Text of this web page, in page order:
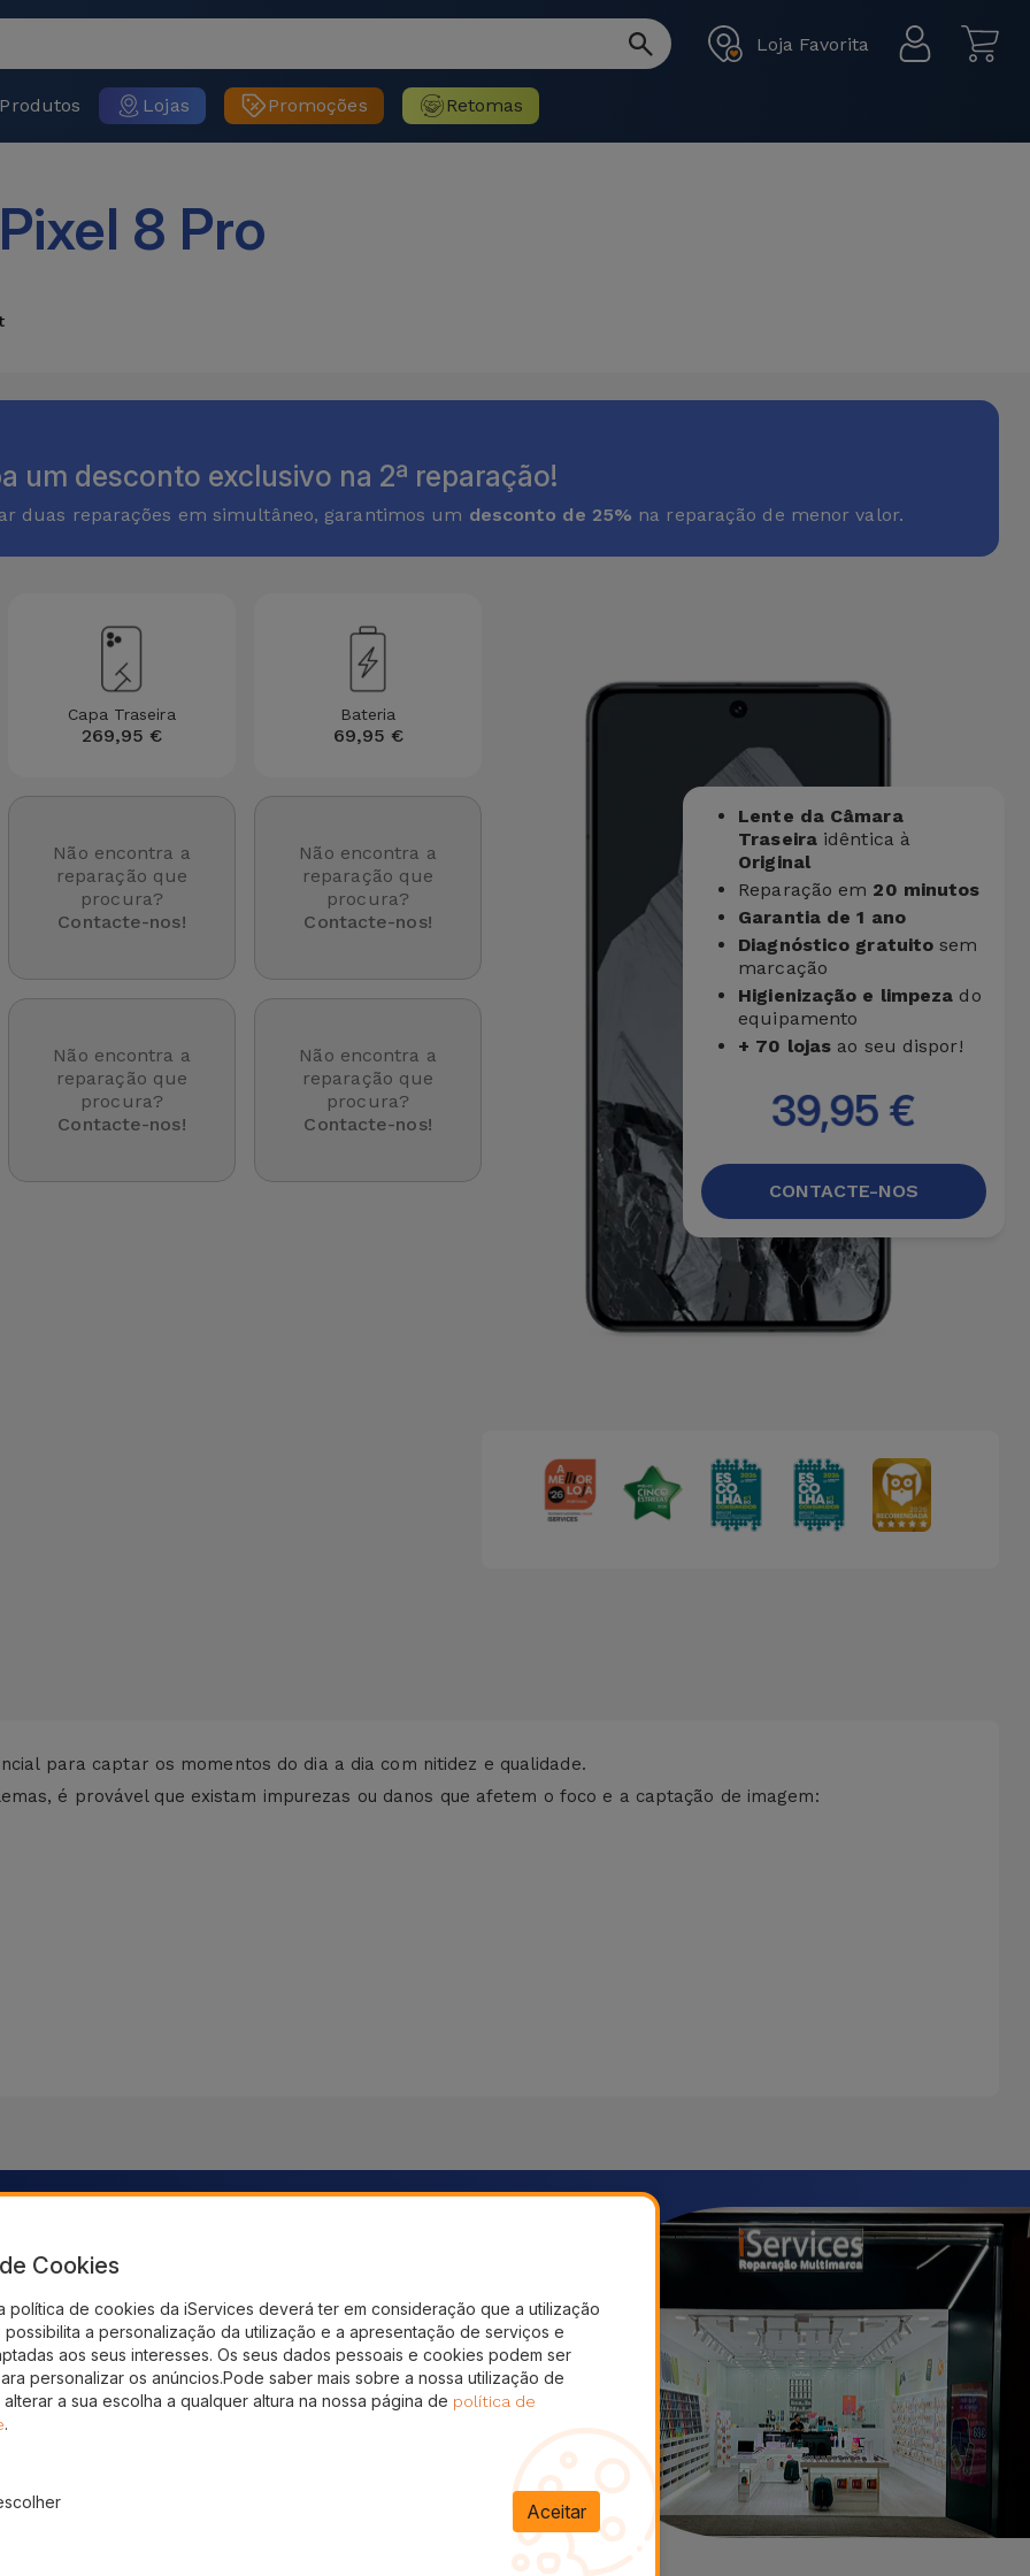
Loja Favorita
Produtos Lojas Promoções Retomas
8 Pro
um desconto exclusivo na 2ª reparação!
duas reparações em simultâneo, garantimos um desconto de 25% na reparação de menor valor.
Capa Traseira
269,95 €
Bateria
69,95 €
Não encontra a
reparação que
procura?
Contacte-nos!
Não encontra a
reparação que
procura?
Contacte-nos!
Não encontra a
reparação que
procura?
Contacte-nos!
Não encontra a
reparação que
procura?
Contacte-nos!
Lente da Câmara
Traseiraidêntica à
Original
Reparação em 20 minutos
Garantia de 1 ano
Diagnóstico gratuito sem
marcação
Higienização e limpeza do
equipamento
+ 70 lojas ao seu dispor!
39,95 €
CONTACTE-NOS
para captar os momentos do dia a dia com nitidez e qualidade.
é provável que existam impurezas ou danos que afetem o foco e a captação de imagem:
Cookies
política de cookies da iServices deverá ter em consideração que a utilização
a personalização da utilização e a apresentação de serviços e
aos seus interesses. Os seus dados pessoais e cookies podem ser
personalizar os anúncios.Pode saber mais sobre a nossa utilização de
a sua escolha a qualquer altura na nossa página de política de
.
Aceitar